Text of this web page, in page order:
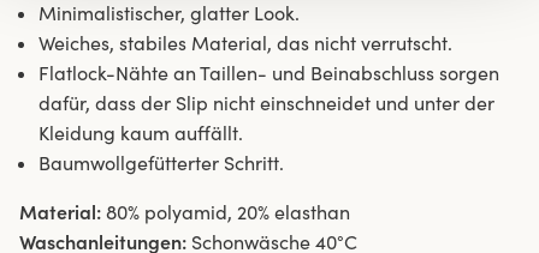
Minimalistischer, glatter Look.
Weiches, stabiles Material, das nicht verrutscht.
Flatlock-Nähte an Taillen- und Beinabschluss sorgen
dafür, dass der Slip nicht einschneidet und unter der
Kleidung kaum auffällt.
Baumwollgefütterter Schritt.
Material: 80% polyamid, 20% elasthan
Waschanleitungen: Schonwäsche 40°C